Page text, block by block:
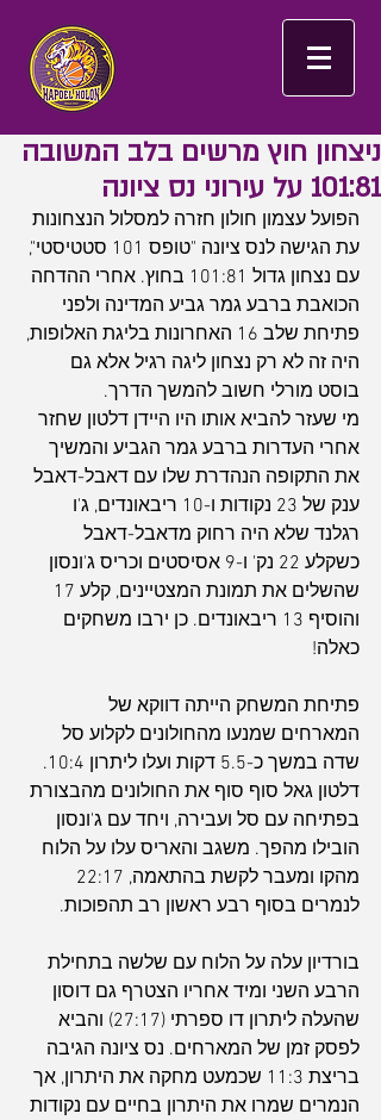
ניצחון חוץ מרשים בלב המשובה
101:81 על עירוני נס ציונה
הפועל עצמון חולון חזרה למסלול הנצחונות
עת הגישה לנס ציונה "טופס 101 סטטיסטי",
עם נצחון גדול 101:81 בחוץ. אחרי ההדחה
הכואבת ברבע גמר גביע המדינה ולפני
פתיחת שלב 16 האחרונות בליגת האלופות,
היה זה לא רק נצחון ליגה רגיל אלא גם
בוסט מורלי חשוב להמשך הדרך.
מי שעזר להביא אותו היו היידן דלטון שחזר
אחרי העדרות ברבע גמר הגביע והמשיך
את התקופה הנהדרת שלו עם דאבל-דאבל
ענק של 23 נקודות ו-10 ריבאונדים, ג'ו
רגלנד שלא היה רחוק מדאבל-דאבל
כשקלע 22 נק' ו-9 אסיסטים וכריס ג'ונסון
והוסיף 13 ריבאונדים. כן ירבו משחקים
כאלה!
פתיחת המשחק הייתה דווקא של
המארחים שמנעו מהחולונים לקלוע סל
שדה במשך כ-5.5 דקות ועלו ליתרון 10:4.
דלטון גאל סוף סוף את החולונים מהבצורת
בפתיחה עם סל ועבירה, ויחד עם ג'ונסון
הובילו מהפך. משגב והאריס עלו על הלוח
לנמרים בסוף רבע ראשון רב תהפוכות.
בורדיון עלה על הלוח עם שלשה בתחילת
הרבע השני ומיד אחריו הצטרף גם דוסון
שהעלה ליתרון דו ספרתי (27:17) והביא
לפסק זמן של המארחים. נס ציונה הגיבה
בריצת 11:3 שכמעט מחקה את היתרון, אך
הנמרים שמרו את היתרון בחיים עם נקודות